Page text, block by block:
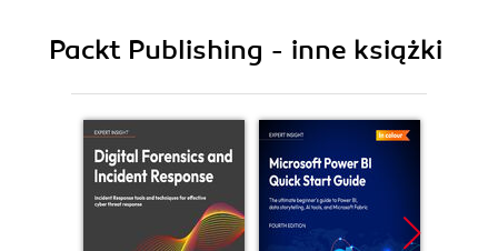
Packt Publishing - inne książki